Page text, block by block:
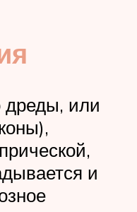
дреды, или
и